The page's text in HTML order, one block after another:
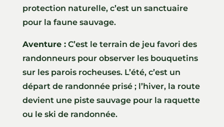
protection naturelle, c’est un sanctuaire
pour la faune sauvage.
Aventure :C’est le terrain de jeu favori des
randonneurs pour observer les bouquetins
sur les parois rocheuses. L’été, c’est un
départ de randonnée prisé ; l’hiver, la route
devient une piste sauvage pour la raquette
ou le ski de randonnée.